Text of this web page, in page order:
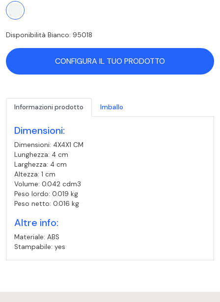
Disponibilità Bianco: 95018
CONFIGURA IL TUO PRODOTTO
Informazioni prodotto Imballo
Dimensioni:
Dimensioni: 4X4X1 CM
Lunghezza: 4 cm
Larghezza: 4 cm
Altezza: 1 cm
Volume: 0.042 cdm3
Peso lordo: 0.019 kg
Peso netto: 0.016 kg
Altre info:
Materiale: ABS
Stampabile: yes